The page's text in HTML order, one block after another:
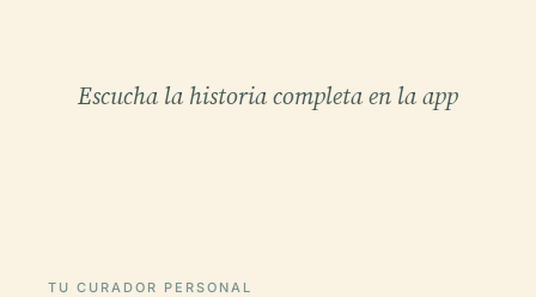
Escucha la historia completa en la app
TU CURADOR PERSONAL